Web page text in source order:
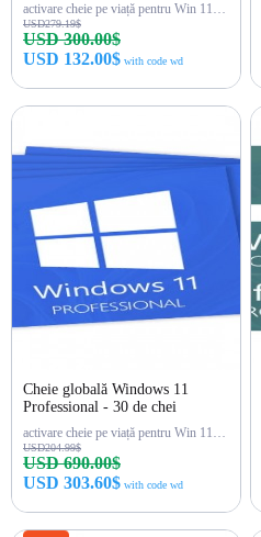
activare cheie pe viață pentru Win 11 Pro
USD279.19$
USD 300.00$
USD 132.00$ with code wd
Cheie globală Windows 11
Professional - 30 de chei
activare cheie pe viață pentru Win 11 Pro
USD204.99$
USD 690.00$
USD 303.60$ with code wd